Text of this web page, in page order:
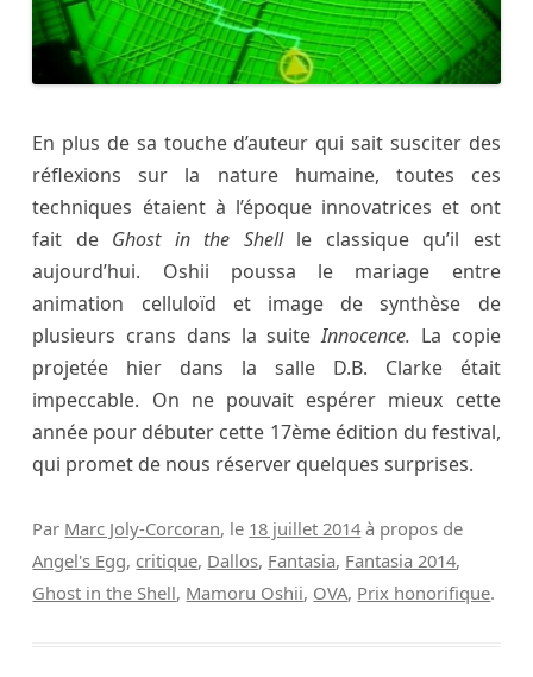
En plus de sa touche d’auteur qui sait susciter des
réflexions sur la nature humaine, toutes ces
techniques étaient à l’époque innovatrices et ont
fait de Ghost in the Shell le classique qu’il est
aujourd’hui. Oshii poussa le mariage entre
animation celluloïd et image de synthèse de
plusieurs crans dans la suiteInnocence. La copie
projetée hier dans la salle D.B. Clarke était
impeccable. On ne pouvait espérer mieux cette
année pour débuter cette 17ème édition du festival,
qui promet de nous réserver quelques surprises.
Par Marc Joly-Corcoran, le 18 juillet 2014à propos de
Angel's Egg, critique, Dallos, Fantasia, Fantasia 2014,
Ghost in the Shell, Mamoru Oshii, OVA, Prix honorifique.